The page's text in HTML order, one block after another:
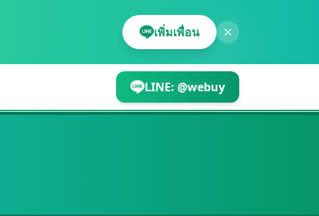
เพิ่มเพื่อน
LINE: @webuy